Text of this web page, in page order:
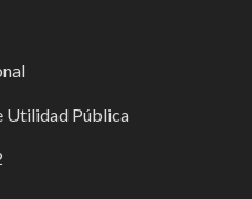
Utilidad Pública